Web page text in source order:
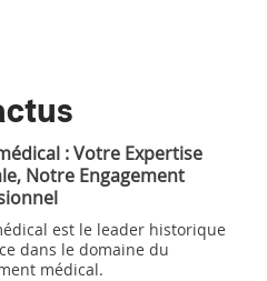
: Votre Expertise
Notre Engagement
est le leader historique
dans le domaine du
médical.